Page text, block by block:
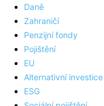
Daně
Zahraničí
Penzijní fondy
Pojištění
EU
Alternativní investice
ESG